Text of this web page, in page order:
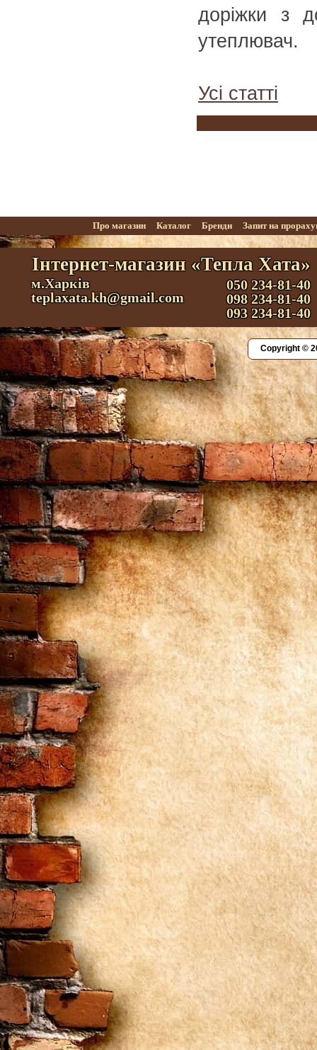
доріжки з
утеплювач.
Усі статті
Про магазин Каталог Бренди Запит на
Інтернет-магазин «Тепла Хата»
м.Харків
teplaxata.kh@gmail.com
050 234-81-40
098 234-81-40
093 234-81-40
Copyright ©